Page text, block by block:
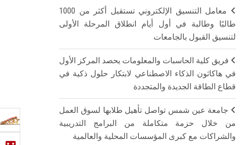
معامل التنسيق الإلكتروني تستقبل أكثر من 1000
طالبًا وطالبة في أول أيام انطلاق المرحلة الأولى
لتنسيق القبول بالجامعات
فريق كلية الحاسبات والمعلومات يحصد المركز الأول
في هاكاثون الذكاء الاصطناعي لابتكار حلول ذكية في
قطاع الطاقة الجديدة والمتجددة
جامعة عين شمس تواصل تأهيل طلابها لسوق العمل
من خلال حزمة متكاملة من البرامج التدريبية
والشراكات مع كبرى المؤسسات المحلية والعالمية